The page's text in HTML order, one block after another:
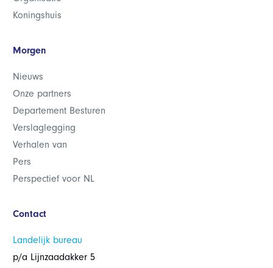
Koningshuis
Morgen
Nieuws
Onze partners
Departement Besturen
Verslaglegging
Verhalen van
Pers
Perspectief voor NL
Contact
Landelijk bureau
p/a Lijnzaadakker 5